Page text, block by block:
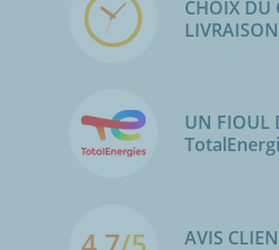
CHOIX DU
LIVRAISON
UN FIOUL
AVIS